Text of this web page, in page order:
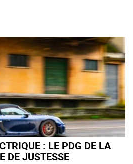
: LE PDG DE LA
DE JUSTESSE